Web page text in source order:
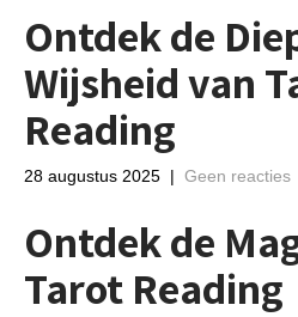
Ontdek de
Wijsheid van
Reading
28 augustus 2025 | Geen reacties
Ontdek de
Tarot Reading